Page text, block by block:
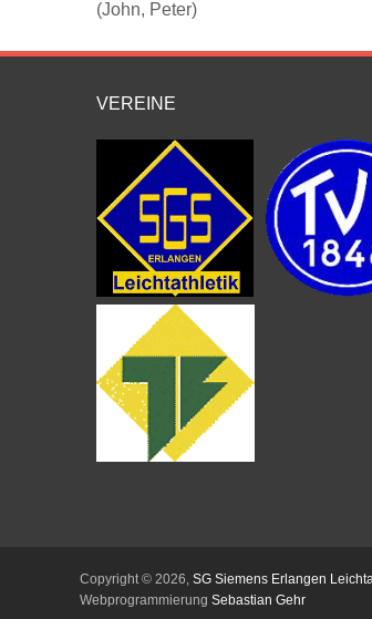
(John, Peter)
VEREINE
Copyright © 2026, SG Siemens Erlangen
Webprogrammierung Sebastian Gehr